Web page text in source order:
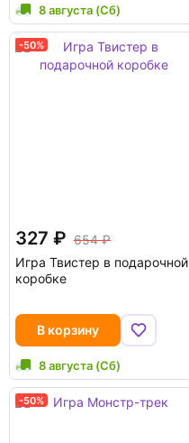
8 августа (Сб)
-50%
327
654
Игра Твистер в подарочной
коробке
В корзину
8 августа (Сб)
-50%